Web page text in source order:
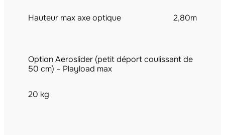
Hauteur max axe optique 2,80m
Option Aeroslider (petit déport coulissant de
50 cm) – Playload max
20 kg